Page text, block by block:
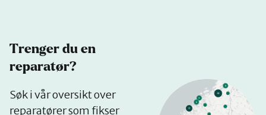
Forbehold
Hvorfor reparere?
Trenger du en
reparatør?
Søk i vår oversikt over
reparatører som fikser
på